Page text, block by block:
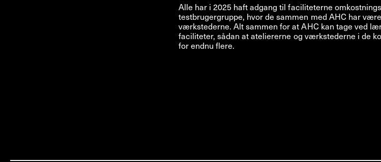
Alle har i 2025 haft adgang til faciliteterne
testbrugergruppe, hvor de sammen med AHC har
værkstederne. Alt sammen for at AHC kan tage ved
faciliteter, sådan at ateliererne og værkstederne i de
for endnu flere.